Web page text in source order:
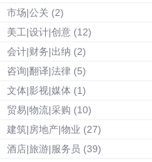
市场|公关 (2)
美工|设计|创意 (12)
会计|财务|出纳 (2)
咨询|翻译|法律 (5)
文体|影视|媒体 (1)
贸易|物流|采购 (10)
建筑|房地产|物业 (27)
酒店|旅游|服务员 (39)